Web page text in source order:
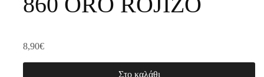
8,90€
Στο καλάθι